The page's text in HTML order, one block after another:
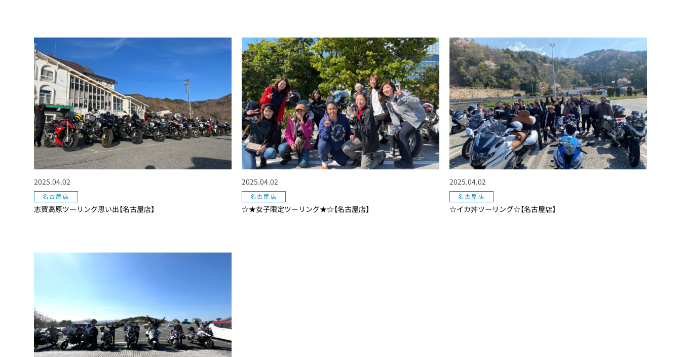
志賀高原ツーリング思い出【名古屋店】
2025.04.02
名古屋店
☆★女子限定ツーリング★☆【名古屋店】
2025.04.02
名古屋店
☆イカ丼ツーリング☆【名古屋店】
2025.04.02
名古屋店